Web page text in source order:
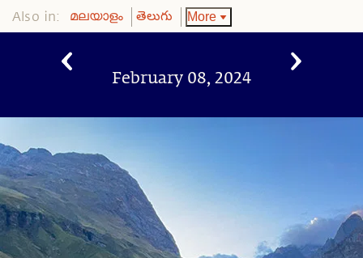
Also in: മലയാളം తెలుగు More
February 08, 2024